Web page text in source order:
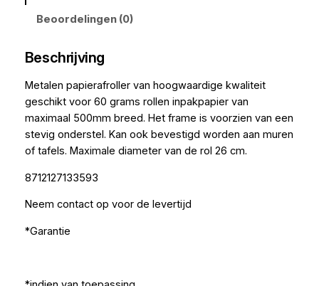
Beoordelingen (0)
Beschrijving
Metalen papierafroller van hoogwaardige kwaliteit
geschikt voor 60 grams rollen inpakpapier van
maximaal 500mm breed. Het frame is voorzien van een
stevig onderstel. Kan ook bevestigd worden aan muren
of tafels. Maximale diameter van de rol 26 cm.
8712127133593
Neem contact op voor de levertijd
*Garantie